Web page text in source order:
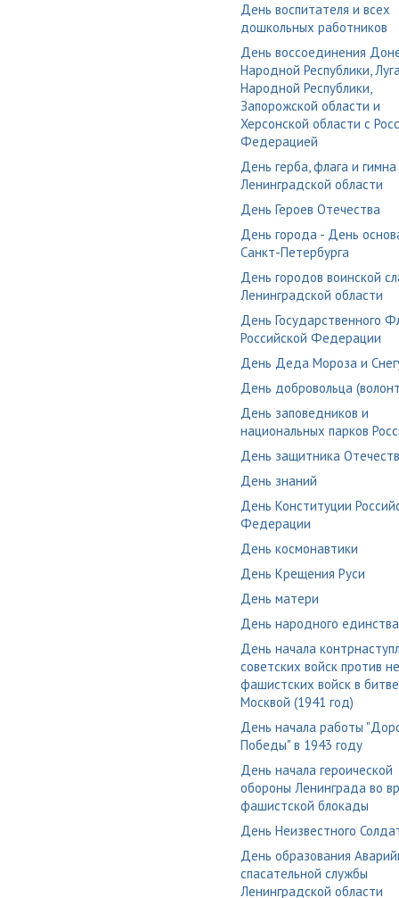
День воспитателя и всех
дошкольных работников
День воссоединения
Народной Республики,
Народной Республики,
Запорожской области и
Херсонской области с
Федерацией
День герба, флага и гимна
Ленинградской области
День Героев Отечества
День города - День
Санкт-Петербурга
День городов воинской
Ленинградской области
День Государственного
Российской Федерации
День Деда Мороза и
День добровольца
День заповедников и
национальных парков
День защитника
День знаний
День Конституции
Федерации
День космонавтики
День Крещения Руси
День матери
День народного единства
День начала
советских войск против
фашистских войск в
Москвой (1941 год)
День начала работы
Победы" в 1943 году
День начала героической
обороны Ленинграда во
фашистской блокады
День Неизвестного
День образования
спасательной службы
Ленинградской области